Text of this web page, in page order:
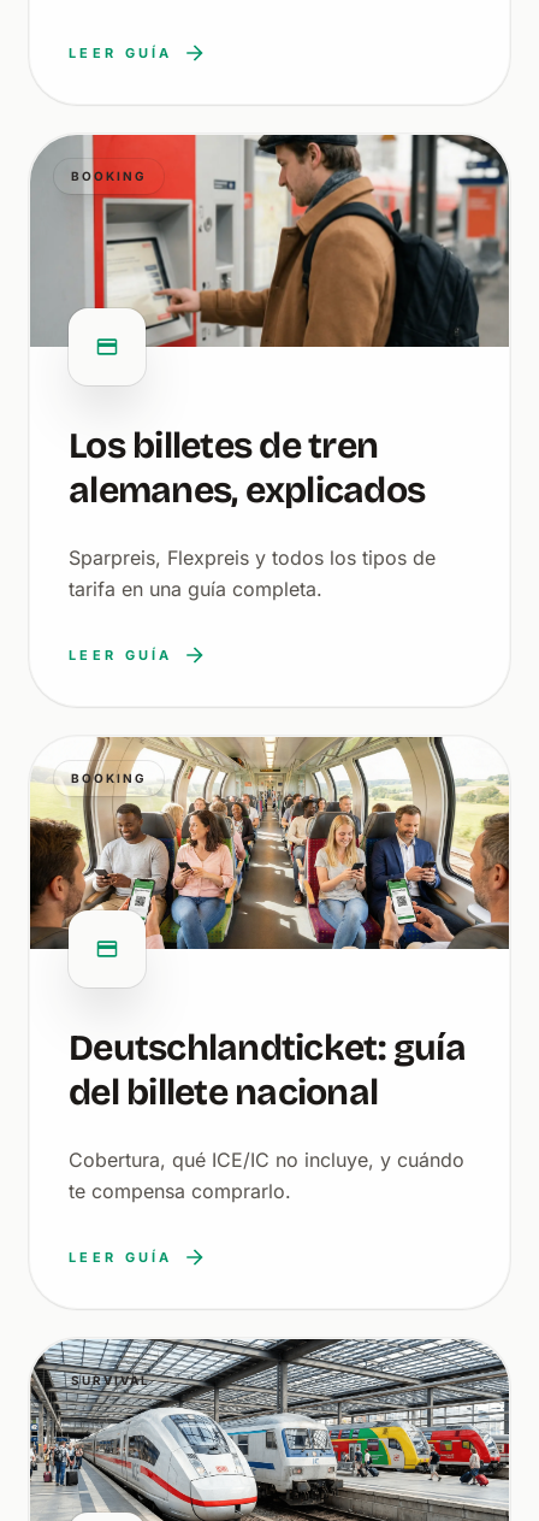
LEER GUÍA
BOOKING
Los billetes de tren
alemanes, explicados
Sparpreis, Flexpreis y todos los tipos de
tarifa en una guía completa.
LEER GUÍA
BOOKING
Deutschlandticket: guía
del billete nacional
Cobertura, qué ICE/IC no incluye, y cuándo
te compensa comprarlo.
LEER GUÍA
SURVIVAL